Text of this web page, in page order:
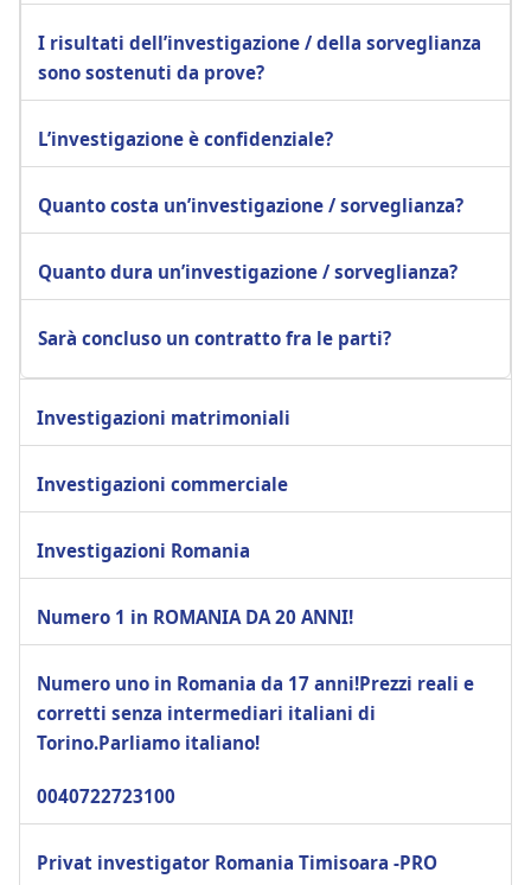
I risultati dell’investigazione / della sorveglianza
sono sostenuti da prove?
L’investigazione è confidenziale?
Quanto costa un’investigazione / sorveglianza?
Quanto dura un’investigazione / sorveglianza?
Sarà concluso un contratto fra le parti?
Investigazioni matrimoniali
Investigazioni commerciale
Investigazioni Romania
Numero 1 in ROMANIA DA 20 ANNI!
Numero uno in Romania da 17 anni!Prezzi reali e
corretti senza intermediari italiani di
Torino.Parliamo italiano!
0040722723100
Privat investigator Romania Timisoara -PRO